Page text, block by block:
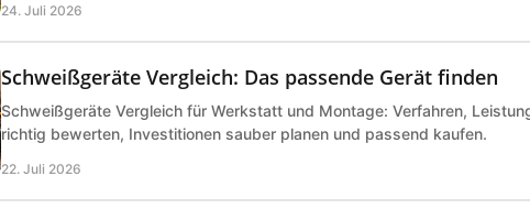
24. Juli 2026
Schweißgeräte Vergleich: Das passende Gerät finden
Schweißgeräte Vergleich für Werkstatt und Montage: Verfahren,
richtig bewerten, Investitionen sauber planen und passend kaufen.
22. Juli 2026